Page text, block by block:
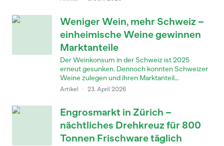
Weniger Wein, mehr Schweiz –
einheimische Weine gewinnen
Marktanteile
Der Weinkonsum in der Schweiz ist 2025
erneut gesunken. Dennoch konnten Schweizer
Weine zulegen und ihren Marktanteil...
Artikel · 23. April 2026
Engrosmarkt in Zürich –
nächtliches Drehkreuz für 800
Tonnen Frischware täglich